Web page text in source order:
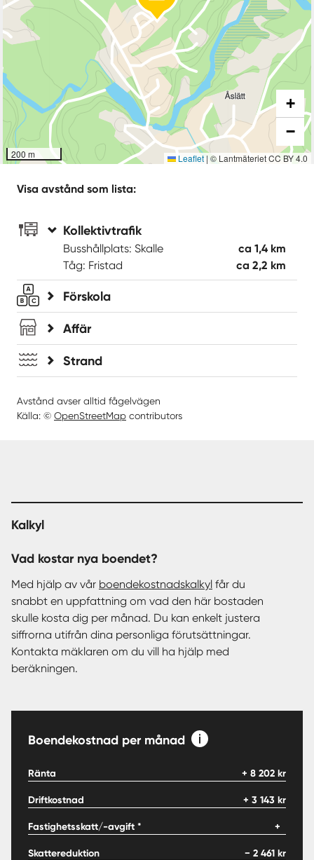
200 m
+
−
Leaflet | © Lantmäteriet CC BY 4.0
Visa avstånd som lista:
Kollektivtrafik
Busshållplats: Skalle
ca 1,4 km
Tåg: Fristad
ca 2,2 km
Förskola
Affär
Strand
Avstånd avser alltid fågelvägen
Källa: © OpenStreetMap contributors
Kalkyl
Vad kostar nya boendet?
Med hjälp av vår boendekostnadskalkyl får du
snabbt en uppfattning om vad den här bostaden
skulle kosta dig per månad. Du kan enkelt justera
siffrorna utifrån dina personliga förutsättningar.
Kontakta mäklaren om du vill ha hjälp med
beräkningen.
Boendekostnad per månad
Ränta + 8 202 kr
Driftkostnad + 3 143 kr
Fastighetsskatt/-avgift * +
Skattereduktion − 2 461 kr